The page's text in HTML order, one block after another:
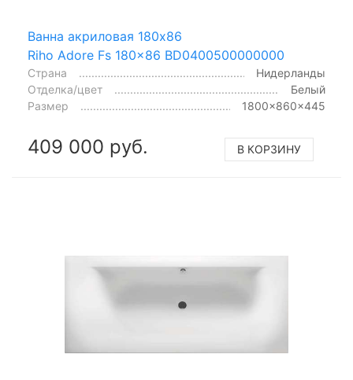
Ванна акриловая 180x86
Riho Adore Fs 180x86 BD0400500000000
Страна
Нидерланды
Отделка/цвет
Белый
Размер
1800x860x445
409 000 руб. В КОРЗИНУ